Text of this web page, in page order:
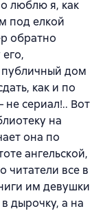
люблю я, как
под елкой
обратно
дом
как и по
не сериал!.. Вот
на
она по
ангельской,
читатели все в
им девушки
в дырочку, а на